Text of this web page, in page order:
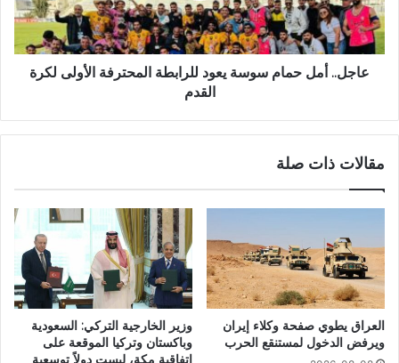
عاجل.. أمل حمام سوسة يعود للرابطة المحترفة الأولى لكرة
القدم
مقالات ذات صلة
العراق يطوي صفحة وكلاء إيران
ويرفض الدخول لمستنقع الحرب
وزير الخارجية التركي: السعودية
وباكستان وتركيا الموقعة على
اتفاقية مكة، ليست دولاً توسعية